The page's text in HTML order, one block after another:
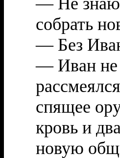
собрать
— Без
— Иван не
спящее
кровь и
новую